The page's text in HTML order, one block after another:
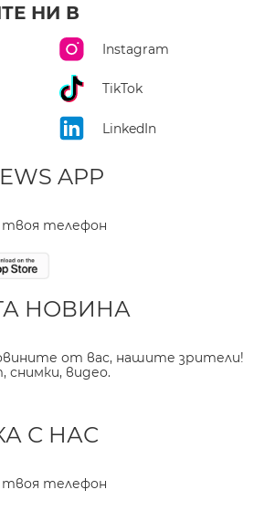
НИ В
Instagram
TikTok
LinkedIn
APP
твоя телефон
НОВИНА
от вас, нашите зрители!
видео.
С НАС
твоя телефон